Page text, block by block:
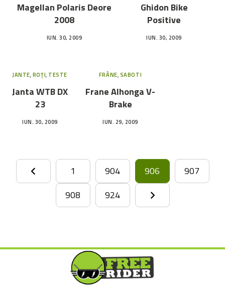
Magellan Polaris Deore
2008
IUN. 30, 2009
Ghidon Bike
Positive
IUN. 30, 2009
JANTE,ROȚI, TESTE
Janta WTB DX
23
IUN. 30, 2009
FRÂNE,SABOTI
Frane Alhonga V-
Brake
IUN. 29, 2009
1 904 906
907
908
924